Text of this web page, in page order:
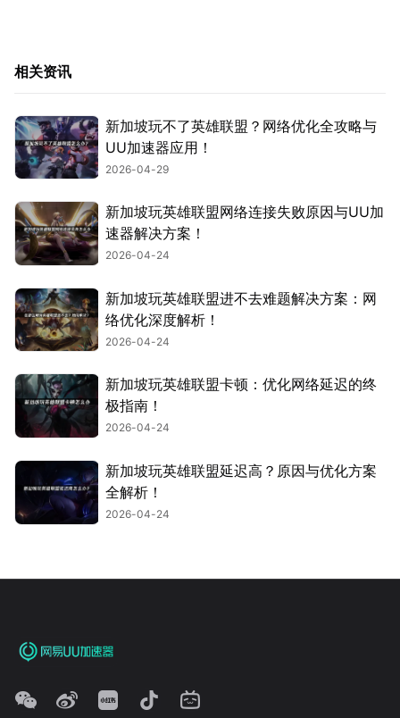
相关资讯
新加坡玩不了英雄联盟？网络优化全攻略与
UU加速器应用！
2026-04-29
新加坡玩英雄联盟网络连接失败原因与UU加
速器解决方案！
2026-04-24
新加坡玩英雄联盟进不去难题解决方案：网
络优化深度解析！
2026-04-24
新加坡玩英雄联盟卡顿：优化网络延迟的终
极指南！
2026-04-24
新加坡玩英雄联盟延迟高？原因与优化方案
全解析！
2026-04-24